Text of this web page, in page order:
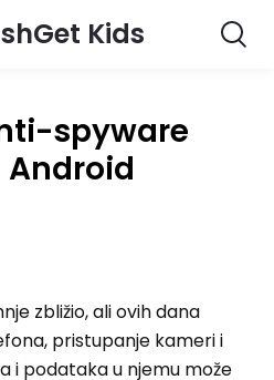
Kids
spyware
zbližio, ali ovih dana
pristupanje kameri i
i podataka u njemu može